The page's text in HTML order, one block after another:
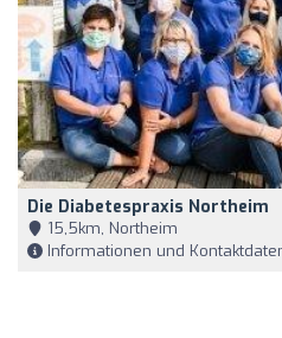
Die Diabetespraxis Northeim
15,5km, Northeim
Informationen und